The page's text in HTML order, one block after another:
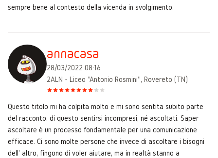
sempre bene al contesto della vicenda in svolgimento.
annacasa
28/03/2022 08:16
2ALN - Liceo "Antonio Rosmini", Rovereto (TN)
Questo titolo mi ha colpita molto e mi sono sentita subito parte
del racconto: di questo sentirsi incompresi, né ascoltati. Saper
ascoltare è un processo fondamentale per una comunicazione
efficace. Ci sono molte persone che invece di ascoltare i bisogni
dell' altro, fingono di voler aiutare, ma in realtà stanno a